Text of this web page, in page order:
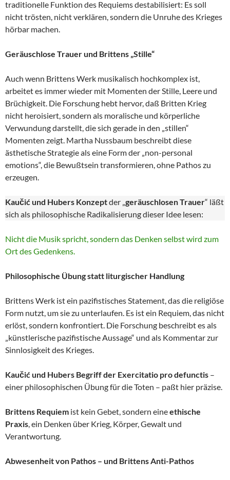
traditionelle Funktion des Requiems destabilisiert: Es soll
nicht trösten, nicht verklären, sondern die Unruhe des Krieges
hörbar machen.
Geräuschlose Trauer und Brittens „Stille“
Auch wenn Brittens Werk musikalisch hochkomplex ist,
arbeitet es immer wieder mit Momenten der Stille, Leere und
Brüchigkeit. Die Forschung hebt hervor, daß Britten Krieg
nicht heroisiert, sondern als moralische und körperliche
Verwundung darstellt, die sich gerade in den „stillen“
Momenten zeigt. Martha Nussbaum beschreibt diese
ästhetische Strategie als eine Form der „non-personal
emotions“, die Bewußtsein transformieren, ohne Pathos zu
erzeugen.
Kaučić und Hubers Konzeptder „geräuschlosen Trauer“ läßt
sich als philosophische Radikalisierung dieser Idee lesen:
Nicht die Musik spricht, sondern das Denken selbst wird zum
Ort des Gedenkens.
Philosophische Übung statt liturgischer Handlung
Brittens Werk ist ein pazifistisches Statement, das die religiöse
Form nutzt, um sie zu unterlaufen. Es ist ein Requiem, das nicht
erlöst, sondern konfrontiert. Die Forschung beschreibt es als
„künstlerische pazifistische Aussage“ und als Kommentar zur
Sinnlosigkeit des Krieges.
Kaučić und Hubers Begriff der Exercitatio pro defunctis –
einer philosophischen Übung für die Toten – paßt hier präzise.
Brittens Requiem ist kein Gebet, sondern eineethische
Praxis, ein Denken über Krieg, Körper, Gewalt und
Verantwortung.
Abwesenheit von Pathos – und Brittens Anti-Pathos